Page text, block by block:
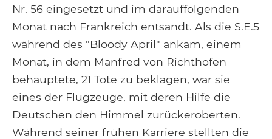
Nr. 56 eingesetzt und im darauffolgenden
Monat nach Frankreich entsandt. Als die S.E.5
während des "Bloody April" ankam, einem
Monat, in dem Manfred von Richthofen
behauptete, 21 Tote zu beklagen, war sie
eines der Flugzeuge, mit deren Hilfe die
Deutschen den Himmel zurückeroberten.
Während seiner frühen Karriere stellten die